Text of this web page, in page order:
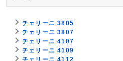
チェリーニ 3805
チェリーニ 3807
チェリーニ 4107
チェリーニ 4109
チェリーニ 4112